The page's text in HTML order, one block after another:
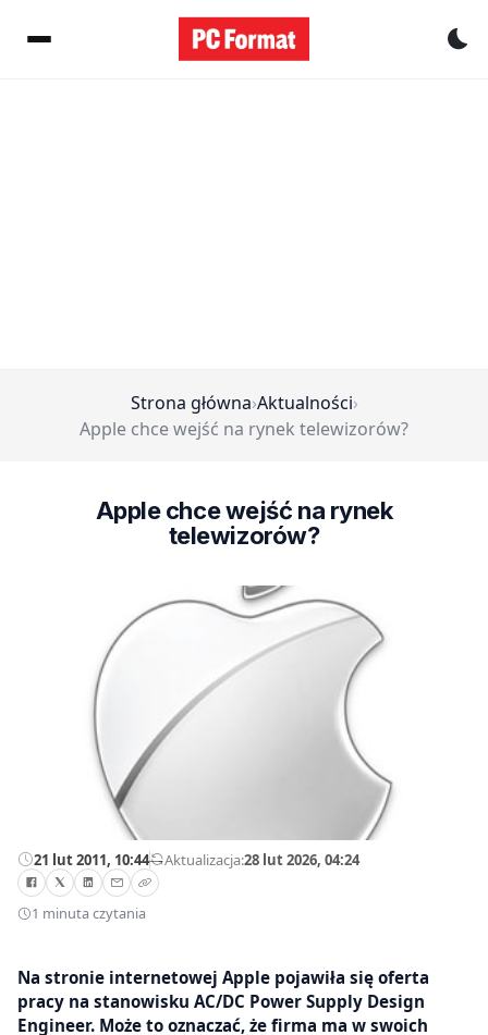
Strona główna›Aktualności›
Apple chce wejść na rynek telewizorów?
Apple chce wejść na rynek
telewizorów?
21 lut 2011, 10:44—Aktualizacja:28 lut 2026, 04:24
1 minuta czytania
Na stronie internetowej Apple pojawiła się oferta
pracy na stanowisku AC/DC Power Supply Design
Engineer. Może to oznaczać, że firma ma w swoich